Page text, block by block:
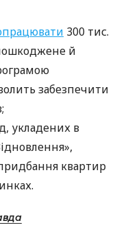
300 тис.
й
забезпечити
укладених в
придбання квартир